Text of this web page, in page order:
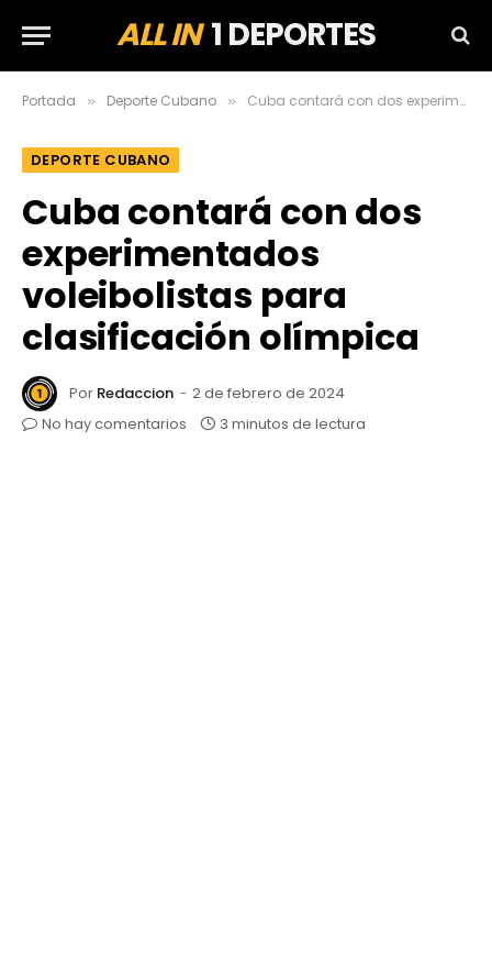
ALL IN1 DEPORTES
Portada » Deporte Cubano » Cuba contará con dos experimentados voleibolistas para clasificación olímpica
DEPORTE CUBANO
Cuba contará con dos
experimentados
voleibolistas para
clasificación olímpica
Por Redaccion
2 de febrero de 2024
No hay comentarios
3 minutos de lectura